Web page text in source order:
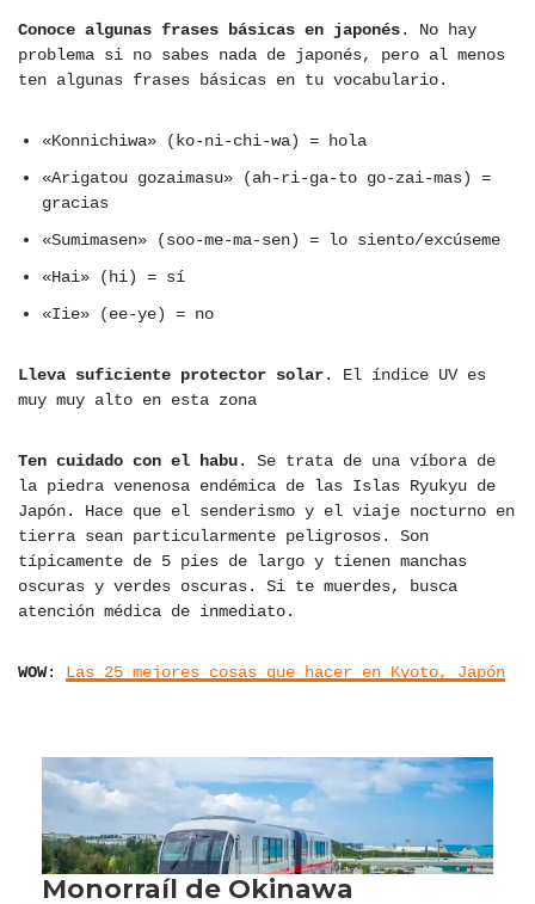
Conoce algunas frases básicas en japonés. No hay
problema si no sabes nada de japonés, pero al menos
ten algunas frases básicas en tu vocabulario.
«Konnichiwa» (ko-ni-chi-wa) = hola
«Arigatou gozaimasu» (ah-ri-ga-to go-zai-mas) =
gracias
«Sumimasen» (soo-me-ma-sen) = lo siento/excúseme
«Hai» (hi) = sí
«Iie» (ee-ye) = no
Lleva suficiente protector solar. El índice UV es
muy muy alto en esta zona
Ten cuidado con el habu. Se trata de una víbora de
la piedra venenosa endémica de las Islas Ryukyu de
Japón. Hace que el senderismo y el viaje nocturno en
tierra sean particularmente peligrosos. Son
típicamente de 5 pies de largo y tienen manchas
oscuras y verdes oscuras. Si te muerdes, busca
atención médica de inmediato.
WOW: Las 25 mejores cosas que hacer en Kyoto, Japón